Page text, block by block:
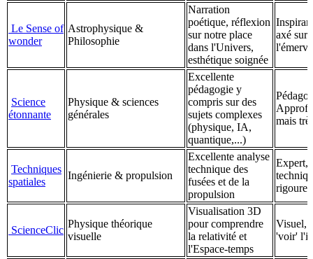
Le Sense of
wonder
Astrophysique &
Philosophie
Narration
poétique, réflexion
sur notre place
dans l'Univers,
esthétique soignée
axé sur
Science
étonnante
Physique & sciences
générales
Excellente
pédagogie y
compris sur des
sujets complexes
(physique, IA,
quantique,...)
mais
Techniques
spatiales
Ingénierie & propulsion
Excellente analyse
technique des
fusées et de la
propulsion
Expert,
ScienceClic
Physique théorique
visuelle
Visualisation 3D
pour comprendre
la relativité et
l'Espace-temps
Visuel,
'voir'